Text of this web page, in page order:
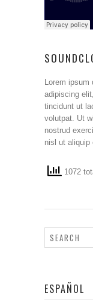
Lorem
adipiscing
tincidunt ut
volutpat. Ut
nostrud
nisl ut
1072
ESPAÑOL